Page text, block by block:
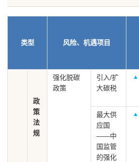
类型 风险、机遇项目
政
策
法
规
强化脱碳
政策
引入/扩
大碳税
最大供
应国
——中
国监管
的强化